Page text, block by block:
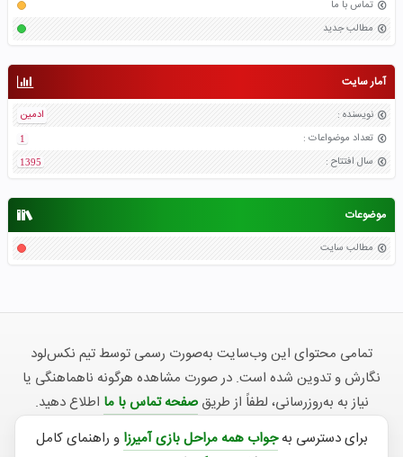
تماس با ما
مطالب جدید
آمار سایت
نویسنده :
ادمین
تعداد موضواعات :
1
سال افتتاح :
1395
موضوعات
مطالب سایت
تمامی محتوای این وب‌سایت به‌صورت رسمی توسط تیم نکس‌لود
نگارش و تدوین شده است. در صورت مشاهده هرگونه ناهماهنگی یا
نیاز به به‌روزرسانی، لطفاً از طریقصفحه تماس با ما اطلاع دهید.
برای دسترسی به جواب همه مراحل بازی آمیرزا و راهنمای کامل